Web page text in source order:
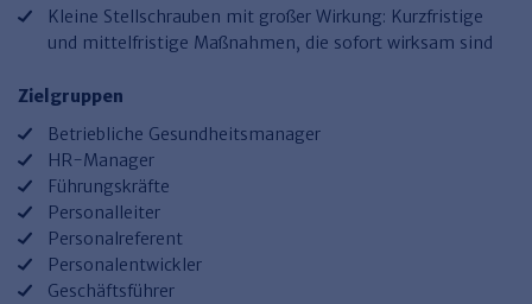
Kleine Stellschrauben mit großer Wirkung: Kurzfristige
und mittelfristige Maßnahmen, die sofort wirksam sind
Zielgruppen
Betriebliche Gesundheitsmanager
HR-Manager
Führungskräfte
Personalleiter
Personalreferent
Personalentwickler
Geschäftsführer